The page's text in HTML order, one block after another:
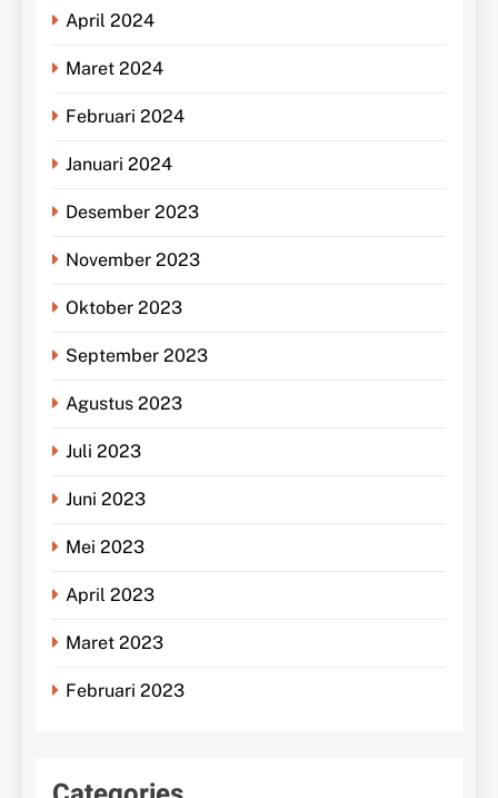
April 2024
Maret 2024
Februari 2024
Januari 2024
Desember 2023
November 2023
Oktober 2023
September 2023
Agustus 2023
Juli 2023
Juni 2023
Mei 2023
April 2023
Maret 2023
Februari 2023